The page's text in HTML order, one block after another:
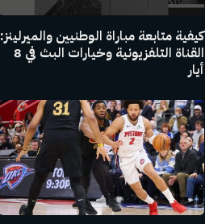
كيفية متابعة مباراة الوطنيين والميرلينز:
القناة التلفزيونية وخيارات البث في 8
أيار